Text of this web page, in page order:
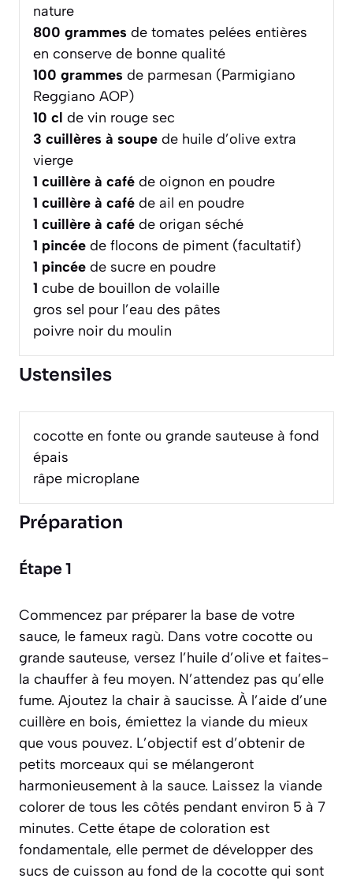
nature
800 grammes de tomates pelées entières
en conserve de bonne qualité
100 grammes de parmesan (Parmigiano
Reggiano AOP)
10 cl de vin rouge sec
3 cuillères à soupe de huile d’olive extra
vierge
1 cuillère à café de oignon en poudre
1 cuillère à café de ail en poudre
1 cuillère à café de origan séché
1 pincée de flocons de piment (facultatif)
1 pincée de sucre en poudre
1 cube de bouillon de volaille
gros sel pour l’eau des pâtes
poivre noir du moulin
Ustensiles
cocotte en fonte ou grande sauteuse à fond
épais
râpe microplane
Préparation
Étape 1
Commencez par préparer la base de votre
sauce, le fameux ragù. Dans votre cocotte ou
grande sauteuse, versez l’huile d’olive et faites-
la chauffer à feu moyen. N’attendez pas qu’elle
fume. Ajoutez la chair à saucisse. À l’aide d’une
cuillère en bois, émiettez la viande du mieux
que vous pouvez. L’objectif est d’obtenir de
petits morceaux qui se mélangeront
harmonieusement à la sauce. Laissez la viande
colorer de tous les côtés pendant environ 5 à 7
minutes. Cette étape de coloration est
fondamentale, elle permet de développer des
sucs de cuisson au fond de la cocotte qui sont